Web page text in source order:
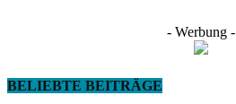
- Werbung -
BELIEBTE BEITRÄGE